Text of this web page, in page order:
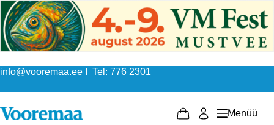
Skip
to
content
info@vooremaa.ee I Tel: 776 2301
Shopping
Menüü